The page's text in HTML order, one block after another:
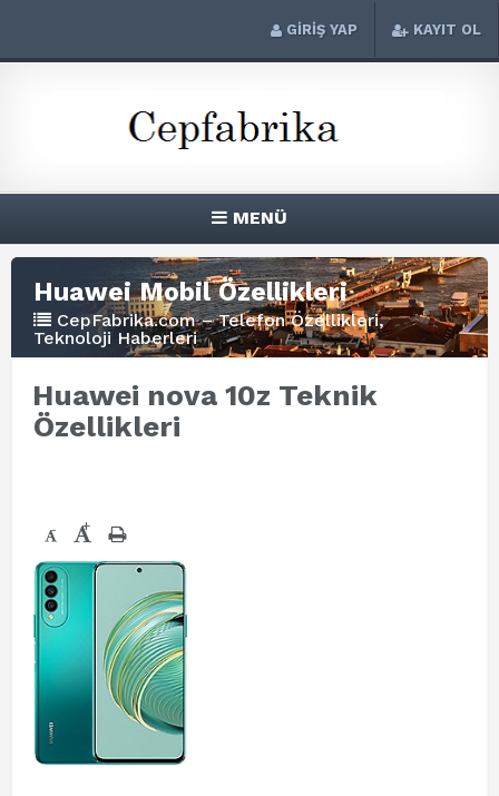
GİRİŞ YAP KAYIT OL
MENÜ
Huawei Mobil Özellikleri
CepFabrika.com – Telefon Özellikleri,
Teknoloji Haberleri
Huawei nova 10z Teknik
Özellikleri
- +